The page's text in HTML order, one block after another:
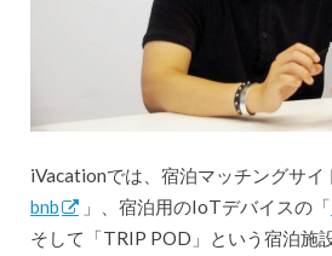
iVacationでは、宿泊マッチングサイ
bnb
」、宿泊用のIoTデバイスの「
そして「TRIP POD」という宿泊施